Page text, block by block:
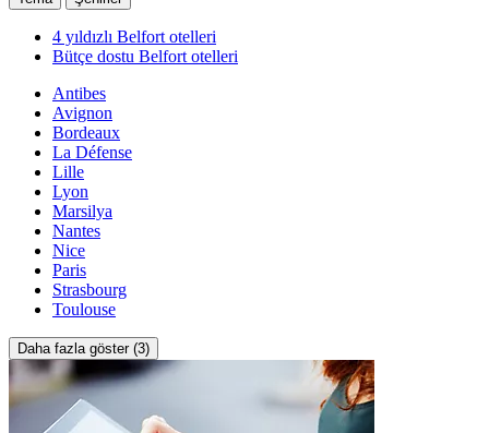
4 yıldızlı Belfort otelleri
Bütçe dostu Belfort otelleri
Antibes
Avignon
Bordeaux
La Défense
Lille
Lyon
Marsilya
Nantes
Nice
Paris
Strasbourg
Toulouse
Daha fazla göster (3)